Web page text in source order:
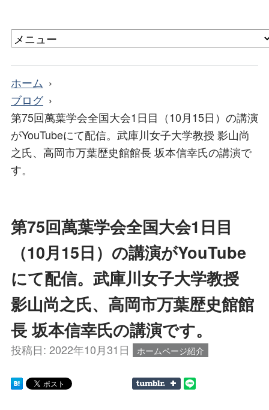
ホーム
ブログ
第75回萬葉学会全国大会1日目（10月15日）の講演
がYouTubeにて配信。武庫川女子大学教授 影山尚
之氏、高岡市万葉歴史館館長 坂本信幸氏の講演で
す。
第75回萬葉学会全国大会1日目
（10月15日）の講演がYouTube
にて配信。武庫川女子大学教授
影山尚之氏、高岡市万葉歴史館館
長 坂本信幸氏の講演です。
投稿日: 2022年10月31日 ホームページ紹介